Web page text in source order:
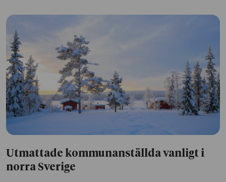
Utmattade kommunanställda vanligt i
norra Sverige